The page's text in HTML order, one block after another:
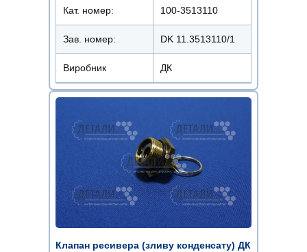
Кат. номер: 100-3513110
Зав. номер: DK 11.3513110/1
Виробник ДК
Клапан ресивера (зливу конденсату) ДК